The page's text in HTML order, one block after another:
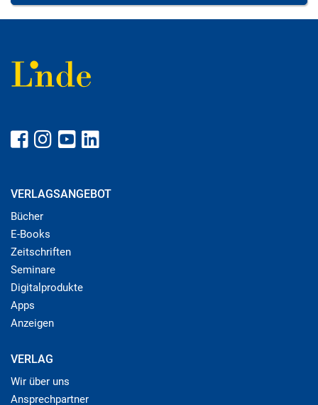
VERLAGSANGEBOT
Bücher
E-Books
Zeitschriften
Seminare
Digitalprodukte
Apps
Anzeigen
VERLAG
Wir über uns
Ansprechpartner